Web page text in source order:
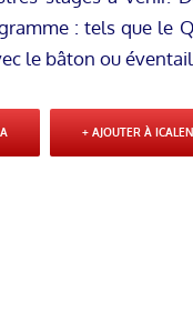
: tels que le
le bâton ou
+ AJOUTER À